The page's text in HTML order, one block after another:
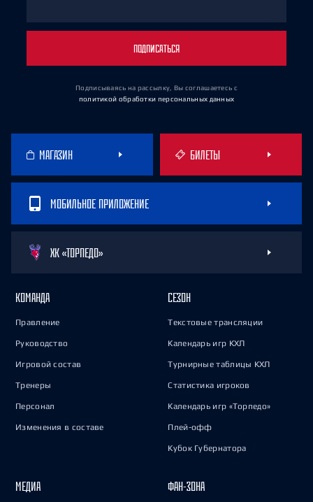
ПОДПИСАТЬСЯ
Подписываясь на рассылку, Вы соглашаетесь с
политикой обработки персональных данных
МАГАЗИН БИЛЕТЫ
МОБИЛЬНОЕ ПРИЛОЖЕНИЕ
ХК «ТОРПЕДО»
КОМАНДА
Правление
Руководство
Игровой состав
Тренеры
Персонал
Изменения в составе
СЕЗОН
Текстовые трансляции
Календарь игр КХЛ
Турнирные таблицы КХЛ
Статистика игроков
Календарь игр «Торпедо»
Плей-офф
Кубок Губернатора
МЕДИА ФАН-ЗОНА